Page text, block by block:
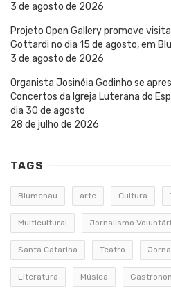
3 de agosto de 2026
Projeto Open Gallery promove
Gottardi no dia 15 de agosto, em
3 de agosto de 2026
Organista Josinéia Godinho se
Concertos da Igreja Luterana do
dia 30 de agosto
28 de julho de 2026
TAGS
Blumenau arte Cultura
Multicultural Jornalismo
Santa Catarina Teatro
Literatura Música